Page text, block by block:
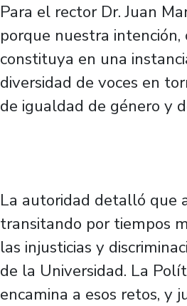
Para el rector Dr. Juan
porque nuestra
constituya en una
diversidad de voces en
de igualdad de género y
La autoridad detalló que
transitando por tiempos
las injusticias y
de la Universidad. La
encamina a esos retos,